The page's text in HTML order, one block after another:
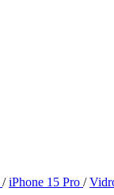
/ iPhone 15 Pro /